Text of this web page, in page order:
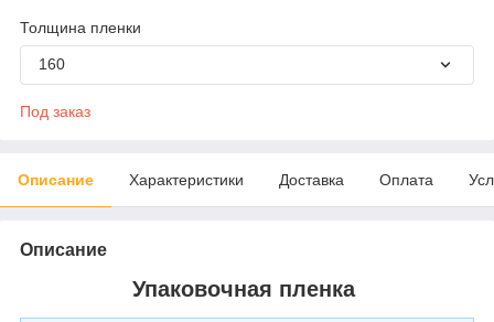
Толщина пленки
160
Под заказ
Описание Характеристики Доставка Оплата
Описание
Упаковочная пленка